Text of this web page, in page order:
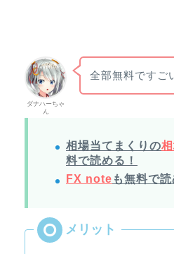
ダナハーちゃ
ん
全部無料ですご
相場当てまくりの
料で読める！
FX note も無料で読